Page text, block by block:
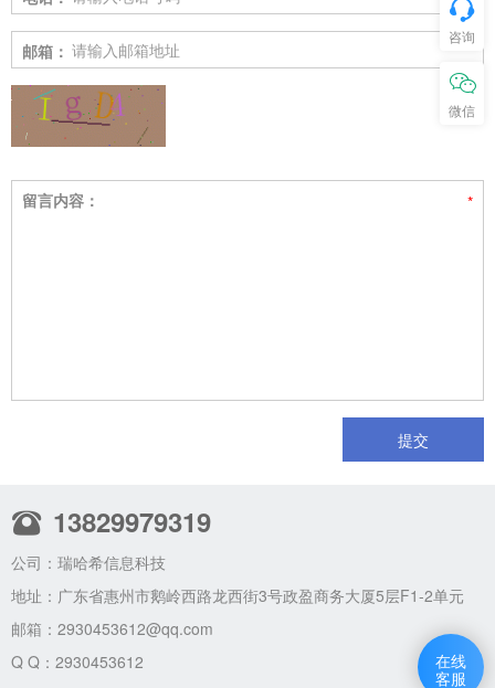
邮箱：
留言内容：
提交
在线
客服
13829979319
公司：瑞哈希信息科技
地址：广东省惠州市鹅岭西路龙西街3号政盈商务大厦5层F1-2单元
邮箱： 2930453612@qq.com
Q Q：2930453612
咨询
微信